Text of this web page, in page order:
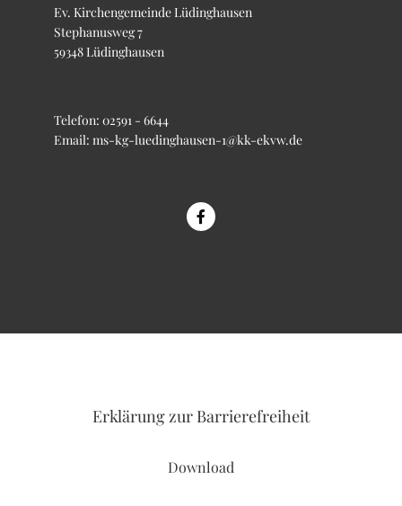
Ev. Kirchengemeinde Lüdinghausen
Stephanusweg 7
59348 Lüdinghausen
Telefon: 02591 - 6644
Email: ms-kg-luedinghausen-1@kk-ekvw.de
Erklärung zur Barrierefreiheit
Download